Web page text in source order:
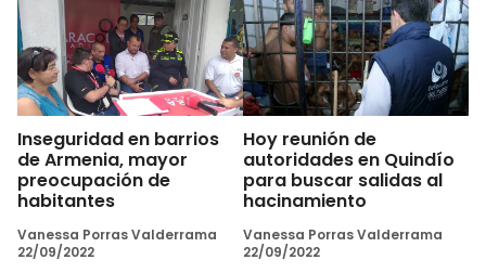
Inseguridad en barrios
de Armenia, mayor
preocupación de
habitantes
Vanessa Porras Valderrama
22/09/2022
Hoy reunión de
autoridades en Quindío
para buscar salidas al
hacinamiento
Vanessa Porras Valderrama
22/09/2022